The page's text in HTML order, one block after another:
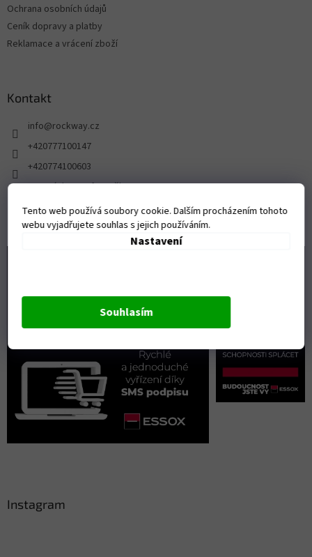
Tento web používá soubory cookie. Dalším procházením tohoto
webu vyjadřujete souhlas s jejich používáním.
Nastavení
Souhlasím
Ochrana osobních údajů
Ceník dopravy a platby
Reklamace a vrácení zboží
Kontakt
info@rockway.cz
+420777100147
+420774100603
FB stránka pro fanoušky ROCKWAY
rockway.cz/
Instagram